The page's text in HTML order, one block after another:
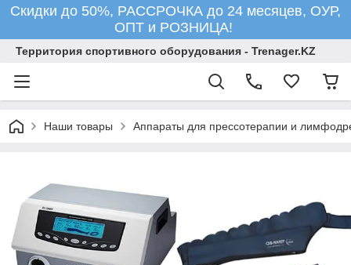
Скидки до 50%, РАССРОЧКА до 24 месяцев, ОУР,
ОПТ и РОЗНИЦА!
Территория спортивного оборудования - Trenager.KZ
Наши товары Аппараты для прессотерапии и